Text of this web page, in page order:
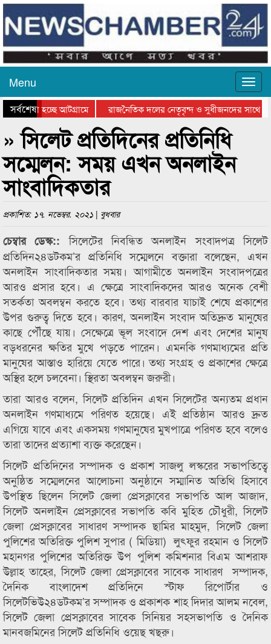
Menu
সর্বশেষহচ্ছে আটগ্রামে
রাজনৈতিক দলের নেতৃবৃন্দ ও সুধীজনদের সাথে
পুরস্কার বিতরণ সম্পন্ন
সিলেটে বাংলাদেশ গ্রুপ থিয়েটার ফেডারেশানের
» সিলেট প্রতিদিনের প্রতিনিধি
সম্মেলন: সময় এখন অনলাইন
সাংবাদিকতার
প্রকাশিত: ১৭. নভেম্বর. ২০২১ | বুধবার
চেম্বার ডেস্ক::সিলেটের নিবন্ধিত অনলাইন সংবাদপত্র সিলেট
প্রতিদিন২৪ডটকম’র প্রতিনিধি সম্মেলনে বক্তারা বলেছেন, এখন
অনলাইন সাংবাদিকতার সময়। আগামীতে অনলাইন সংবাদপত্রের
আরও প্রসার হবে। এ ক্ষেত্রে সাংবাদিকদের আরও অনেক বেশী
সতর্কতা অবলম্বন করতে হবে। তথ্য বারবার যাচাই শেষে প্রকাশের
উপর গুরুত্ব দিতে হবে। কারণ, অনলাইন সংবাদ অতিদ্রুত মানুষের
কাছে পৌঁছে যায়। সেক্ষেত্রে ভূল সংবাদে দেশ এবং দেশের মানুষ
বড়ধরনের ক্ষতির মুখে পড়তে পারেন। এমনকি গণমাধ্যমের প্রতি
মানুষের আস্তাও হারিয়ে যেতে পারে। তথ্য সংগ্রহ ও প্রকাশের ক্ষেত্রে
অস্থির হলে চলবেনা। স্থিরতা অবলম্বন জরুরী।
তারা আরও বলেন, সিলেট প্রতিদিন এখন সিলেটের অন্যতম প্রধান
অনলাইন গণমাধ্যমে পরিণত হয়েছে। এই প্রতিষ্ঠান আরও দ্রুত
এগিয়ে যাবে এবং একসময় গণমানুষের মুখপাত্রে পরিণত হবে বলেও
তারা তাদের প্রত্যাশা ব্যক্ত করেছেন।
সিলেট প্রতিদিনের সম্পাদক ও প্রকাশ সাজলু লস্করের সভাপতিত্বে
অনুষ্ঠিত সম্মেলনের আলোচনা অনুষ্ঠানে সম্মানিত অতিথি হিসাবে
উপস্থিত ছিলেন সিলেট জেলা প্রেসক্লাবের সভাপতি আল আজাদ,
সিলেট অনলাইন প্রেসক্লাবের সভাপতি কবি মুহিত চৌধুরী, সিলেট
জেলা প্রেসক্লাবের সাধারণ সম্পাদক ছামির মাহমুদ, সিলেট জেলা
পুলিশের অতিরিক্ত পুলিশ সুপার ( মিডিয়া) লুৎফুর রহমান ও সিলেট
মহানগর পুলিশের অতিরিক্ত উপ পুলিশ কমিশনার বিএম আশরাফ
উল্লাহ তাহের, সিলেট জেলা প্রেসক্লাবের সাবেক সাধারণ সম্পাদক,
দৈনিক বাংলাদেশ প্রতিদিনে স্টাফ রিপোর্টার ও
সিলেটভিউ২৪ডটকম’র সম্পাদক ও প্রকাশক শাহ দিদার আলম নবেল,
সিলেট জেলা প্রেসক্লাবের সাবেক সিনিয়র সহসভাপতি ও দৈনিক
মানবজমিনের সিলেট প্রতিনিধি ওয়েছ খছরু।